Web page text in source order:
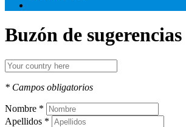
Buzón de sugerencias
* Campos obligatorios
Nombre *
Apellidos *